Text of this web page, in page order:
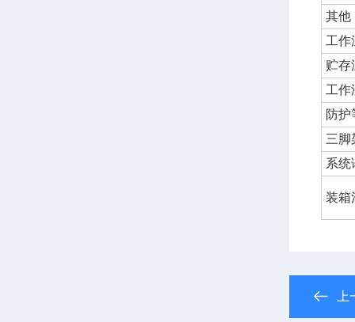
其他
工作
贮存
工作
防护
三脚
系统
装箱